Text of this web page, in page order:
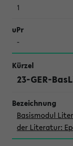
1
-
23-GER-
Basismodul
der Literatur: